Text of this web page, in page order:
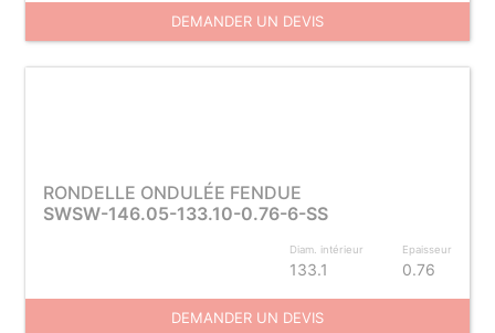
DEMANDER UN DEVIS
RONDELLE ONDULÉE FENDUE
SWSW-146.05-133.10-0.76-6-SS
Diam. intérieur
133.1
Epaisseur
0.76
DEMANDER UN DEVIS